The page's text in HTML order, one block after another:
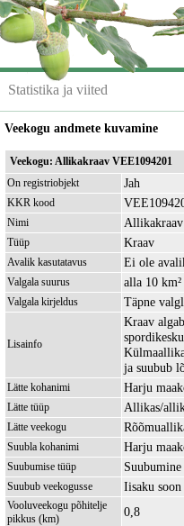
Statistika ja viited
Veekogu andmete kuvamine
Veekogu: Allikakraav VEE1094201
On registriobjekt
Jah
KKR kood
Nimi Allikakraav
Tüüp Kraav
Avalik kasutatavus Ei ole
Valgala suurus alla 10 km²
Valgala kirjeldus Täpne
Lisainfo
Kraav
ja suubub
Lätte kohanimi Harju
Lätte tüüp Allikas/
Lätte veekogu
Suubla kohanimi Harju
Suubumise tüüp
Suubub veekogusse Iisaku
Vooluveekogu põhitelje
pikkus (km)
0,8